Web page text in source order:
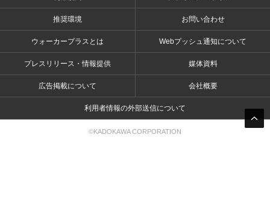
推奨環境 お問い合わせ
ウォーカープラスとは Webプッシュ通知について
プレスリリース・情報提供 媒体資料
広告掲載について 会社概要
利用者情報の外部送信について
©KADOKAWA CORPORATION